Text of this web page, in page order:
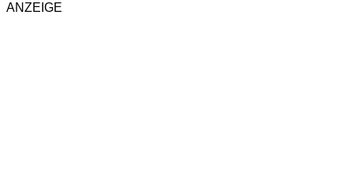
ANZEIGE